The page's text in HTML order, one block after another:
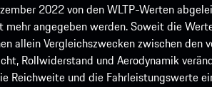
2022 von den WLTP-Werten
angegeben werden. Soweit die
allein Vergleichszwecken zwischen den
Rollwiderstand und Aerodynamik
Reichweite und die Fahrleistungswerte